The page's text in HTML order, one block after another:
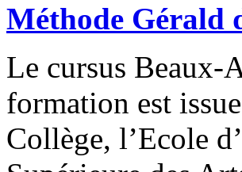
Méthode Gérald
Le cursus Beaux-
formation est
Collège, l’Ecole